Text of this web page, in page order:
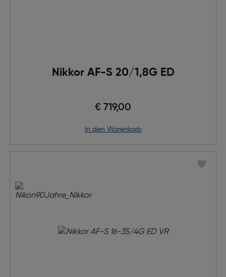
Nikkor AF-S 20/1,8G ED
€ 719,00
in den Warenkorb